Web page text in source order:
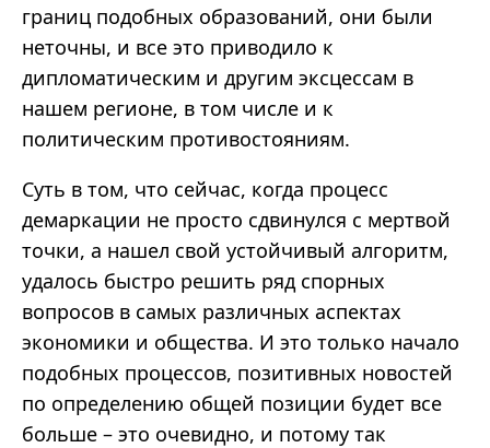
границ подобных образований, они были
неточны, и все это приводило к
дипломатическим и другим эксцессам в
нашем регионе, в том числе и к
политическим противостояниям.
Суть в том, что сейчас, когда процесс
демаркации не просто сдвинулся с мертвой
точки, а нашел свой устойчивый алгоритм,
удалось быстро решить ряд спорных
вопросов в самых различных аспектах
экономики и общества. И это только начало
подобных процессов, позитивных новостей
по определению общей позиции будет все
больше – это очевидно, и потому так